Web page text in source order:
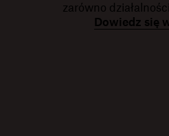
zarówno
Dowiedz się